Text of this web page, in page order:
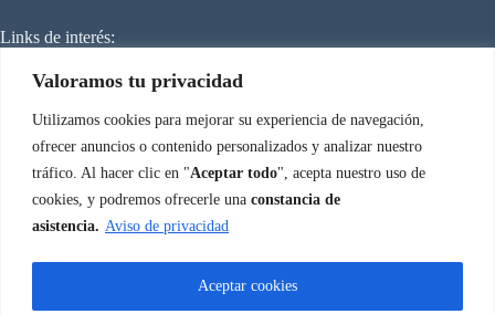
Valoramos tu privacidad
Utilizamos cookies para mejorar su experiencia de navegación,
ofrecer anuncios o contenido personalizados y analizar nuestro
tráfico. Al hacer clic en "Aceptar todo", acepta nuestro uso de
cookies, y podremos ofrecerle una constancia de
asistencia. Aviso de privacidad
Aceptar cookies
Links de interés:
Cero Grados
Energy Management
Aviso de privacidad
Congreso Internacional de Climatización © 2026